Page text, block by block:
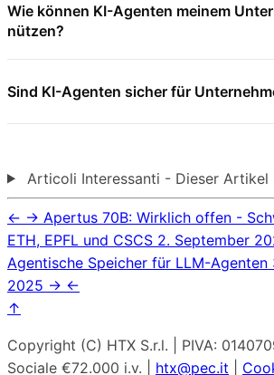
Wie können KI-Agenten meinem
nützen?
Sind KI-Agenten sicher für
Articoli Interessanti - Dieser Artikel
← → Apertus 70B: Wirklich offen -
ETH, EPFL und CSCS 2. September
Agentische Speicher für LLM-Agenten
2025 → ←
↑
Copyright (C) HTX S.r.l. | PIVA:
Sociale €72.000 i.v. | htx@pec.it